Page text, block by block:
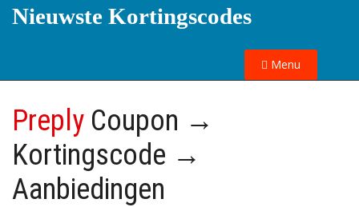
Nieuwste Kortingscodes
Menu
Preply Coupon →
Kortingscode →
Aanbiedingen